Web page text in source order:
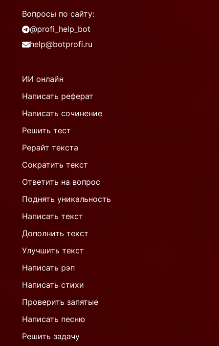
Вопросы по сайту:
@profi_help_bot
help@botprofi.ru
ИИ онлайн
Написать реферат
Написать сочинение
Решить тест
Рерайт текста
Сократить текст
Ответить на вопрос
Поднять уникальность
Написать текст
Дополнить текст
Улучшить текст
Написать рэп
Написать стихи
Проверить запятые
Написать песню
Решить задачу